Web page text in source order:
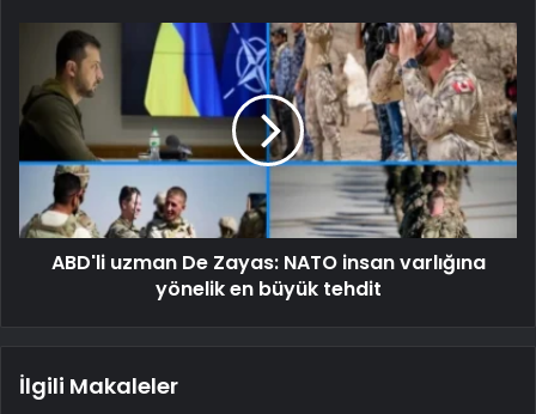
ABD'li uzman De Zayas: NATO insan varlığına
yönelik en büyük tehdit
İlgili Makaleler